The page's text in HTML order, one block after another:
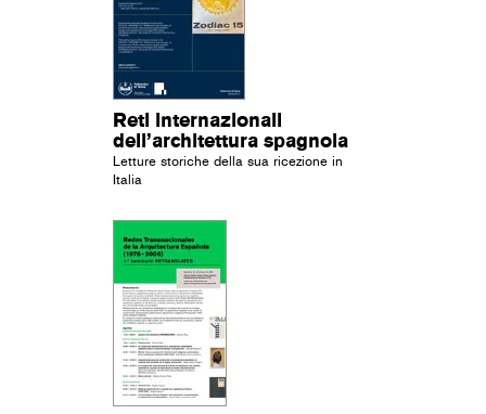
Reti internazionali
dell’architettura spagnola
Letture storiche della sua ricezione in
Italia